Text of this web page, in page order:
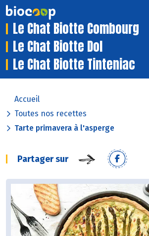
Le Chat Biotte Combourg
Le Chat Biotte Dol
Le Chat Biotte Tinteniac
Accueil
Toutes nos recettes
Tarte primavera à l'asperge
Partager sur